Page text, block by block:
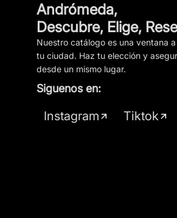
Andrómeda,
Descubre, Elige,
Nuestro catálogo es una ventana
tu ciudad. Haz tu elección y
desde un mismo lugar.
Siguenos en:
Instagram Tiktok